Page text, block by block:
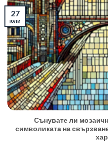
Сънувате ли
символиката на
27
юли